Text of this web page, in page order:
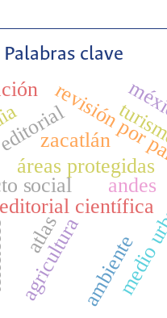
Palabras clave
científica
revisión por
agriculturaambiente
áreas protegidas
social
zacatlán
atlas
andes